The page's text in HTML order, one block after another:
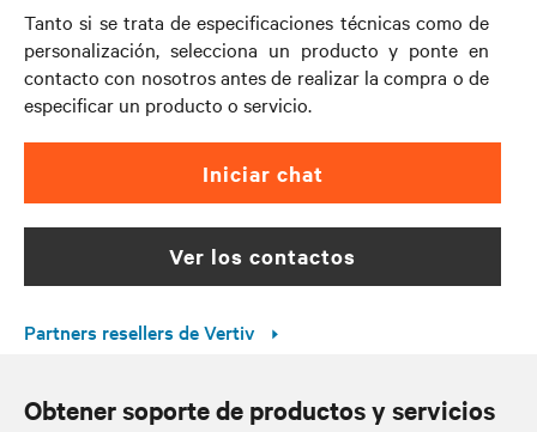
Tanto si se trata de especificaciones técnicas como de
personalización, selecciona un producto y ponte en
contacto con nosotros antes de realizar la compra o de
especificar un producto o servicio.
Iniciar chat
ver los contactos
Partners resellers de Vertiv
Obtener soporte de productos y servicios